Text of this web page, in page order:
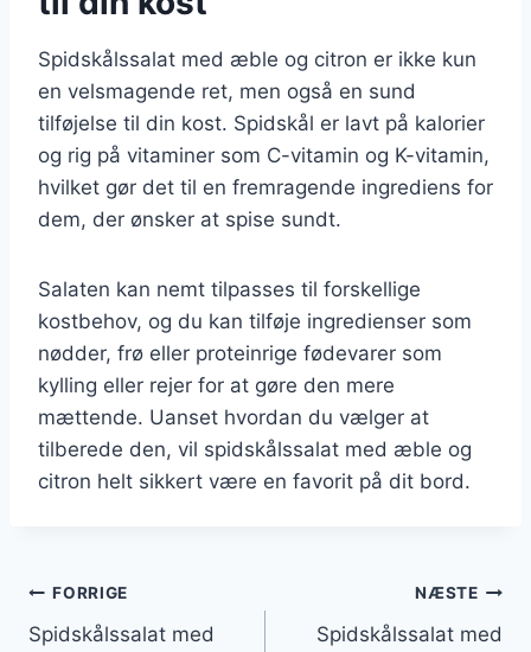
Spidskålssalat med æble og citron er ikke kun
en velsmagende ret, men også en sund
tilføjelse til din kost. Spidskål er lavt på kalorier
og rig på vitaminer som C-vitamin og K-vitamin,
hvilket gør det til en fremragende ingrediens for
dem, der ønsker at spise sundt.
Salaten kan nemt tilpasses til forskellige
kostbehov, og du kan tilføje ingredienser som
nødder, frø eller proteinrige fødevarer som
kylling eller rejer for at gøre den mere
mættende. Uanset hvordan du vælger at
tilberede den, vil spidskålssalat med æble og
citron helt sikkert være en favorit på dit bord.
Indlægsnavigation
FORRIGE
Spidskålssalat med
NÆSTE
Spidskålssalat med